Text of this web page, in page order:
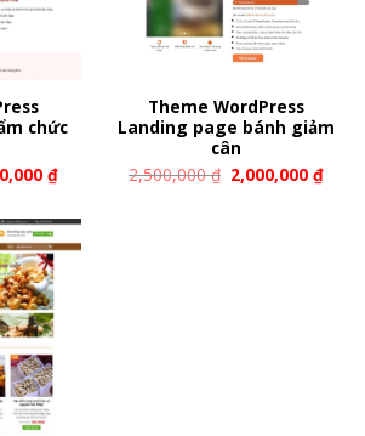
chức
₫
Theme WordPress
Landing page bánh giảm
cân
2,500,000₫ 2,000,000₫